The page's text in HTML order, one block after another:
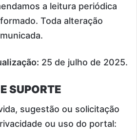
a leitura periódica
Toda alteração
25 de julho de 2025.
SUPORTE
sugestão ou solicitação
ou uso do portal: